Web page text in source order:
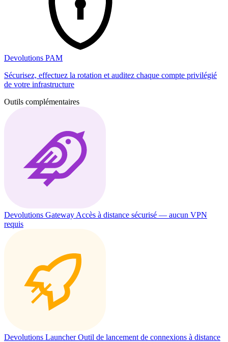
Devolutions PAM
Sécurisez, effectuez la rotation et auditez chaque compte privilégié
de votre infrastructure
Outils complémentaires
Devolutions Gateway Accès à distance sécurisé — aucun VPN
requis
Devolutions Launcher Outil de lancement de connexions à distance